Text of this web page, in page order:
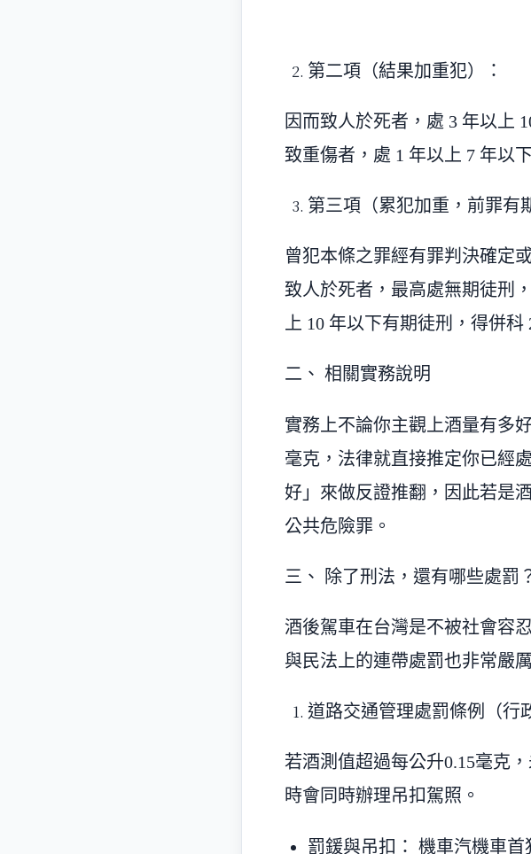
第二項（結果加重犯）：
因而致人於死者，處 3 年以上
致重傷者，處 1 年以上 7 年以
第三項（累犯加重，前罪有
曾犯本條之罪經有罪判決確定
致人於死者，最高處無期徒刑
上 10 年以下有期徒刑，得併科
二、 相關實務說明
實務上不論你主觀上酒量有多
毫克，法律就直接推定你已經
好」來做反證推翻，因此若是
公共危險罪。
三、 除了刑法，還有哪些處罰
酒後駕車在台灣是不被社會容
與民法上的連帶處罰也非常嚴厲
道路交通管理處罰條例（行
若酒測值超過每公升0.15毫克
時會同時辦理吊扣駕照。
罰鍰與吊扣： 機車汽機車首